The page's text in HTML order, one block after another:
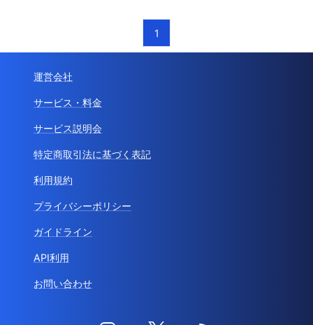
1
運営会社
サービス・料金
サービス説明会
特定商取引法に基づく表記
利用規約
プライバシーポリシー
ガイドライン
API利用
お問い合わせ